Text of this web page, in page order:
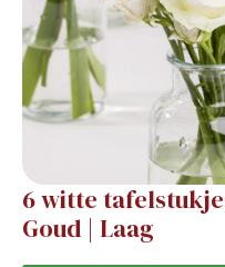
6 witte
Goud | Laag